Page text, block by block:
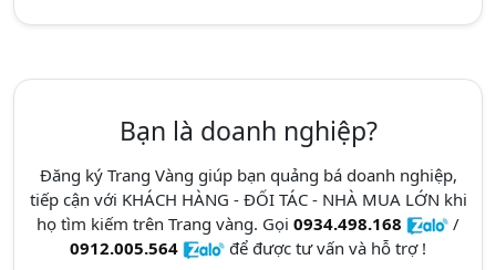
Bạn là doanh nghiệp?
Đăng ký Trang Vàng giúp bạn quảng bá doanh nghiệp,
tiếp cận với KHÁCH HÀNG - ĐỐI TÁC - NHÀ MUA LỚN khi
họ tìm kiếm trên Trang vàng. Gọi 0934.498.168
/
0912.005.564
để được tư vấn và hỗ trợ !